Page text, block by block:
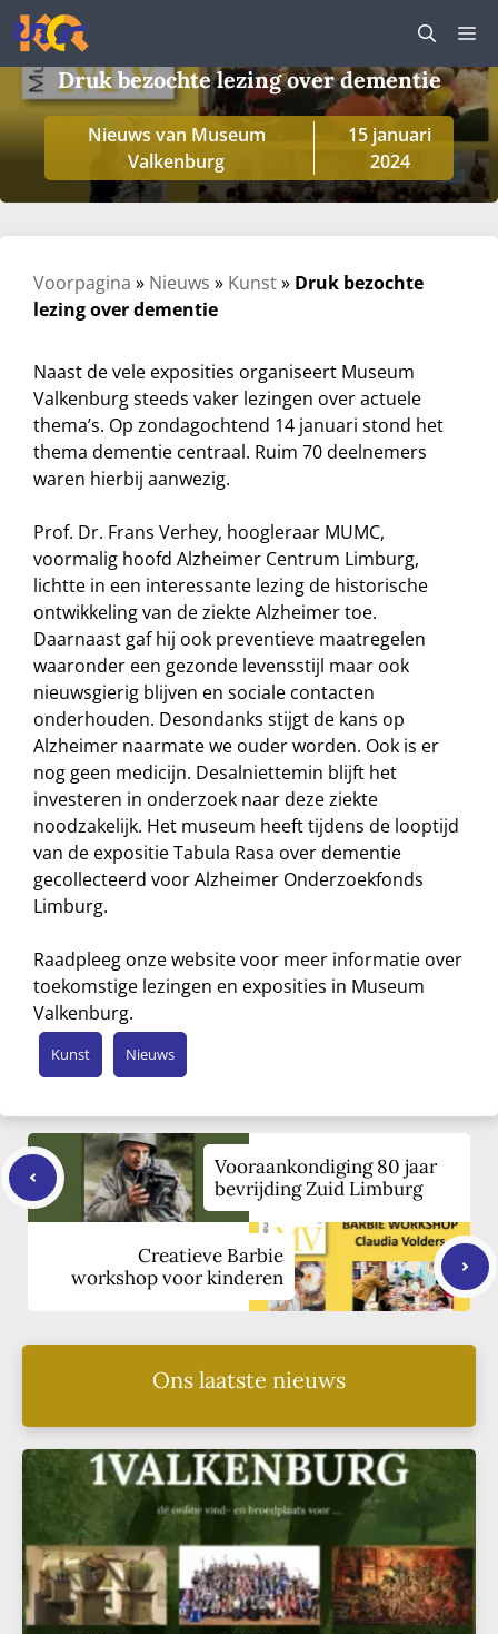
Ga
naar
de
inhoudDruk bezochte lezing over dementie
Nieuws van Museum
Valkenburg
15 januari
2024
Voorpagina » Nieuws » Kunst» Druk bezochte
lezing over dementie
Naast de vele exposities organiseert Museum
Valkenburg steeds vaker lezingen over actuele
thema’s. Op zondagochtend 14 januari stond het
thema dementie centraal. Ruim 70 deelnemers
waren hierbij aanwezig.
Prof. Dr. Frans Verhey, hoogleraar MUMC,
voormalig hoofd Alzheimer Centrum Limburg,
lichtte in een interessante lezing de historische
ontwikkeling van de ziekte Alzheimer toe.
Daarnaast gaf hij ook preventieve maatregelen
waaronder een gezonde levensstijl maar ook
nieuwsgierig blijven en sociale contacten
onderhouden. Desondanks stijgt de kans op
Alzheimer naarmate we ouder worden. Ook is er
nog geen medicijn. Desalniettemin blijft het
investeren in onderzoek naar deze ziekte
noodzakelijk. Het museum heeft tijdens de looptijd
van de expositie Tabula Rasa over dementie
gecollecteerd voor Alzheimer Onderzoekfonds
Limburg.
Raadpleeg onze website voor meer informatie over
toekomstige lezingen en exposities in Museum
Valkenburg.
Kunst Nieuws
Vooraankondiging 80 jaar
bevrijding Zuid Limburg
Creatieve Barbie
workshop voor kinderen
Ons laatste nieuws